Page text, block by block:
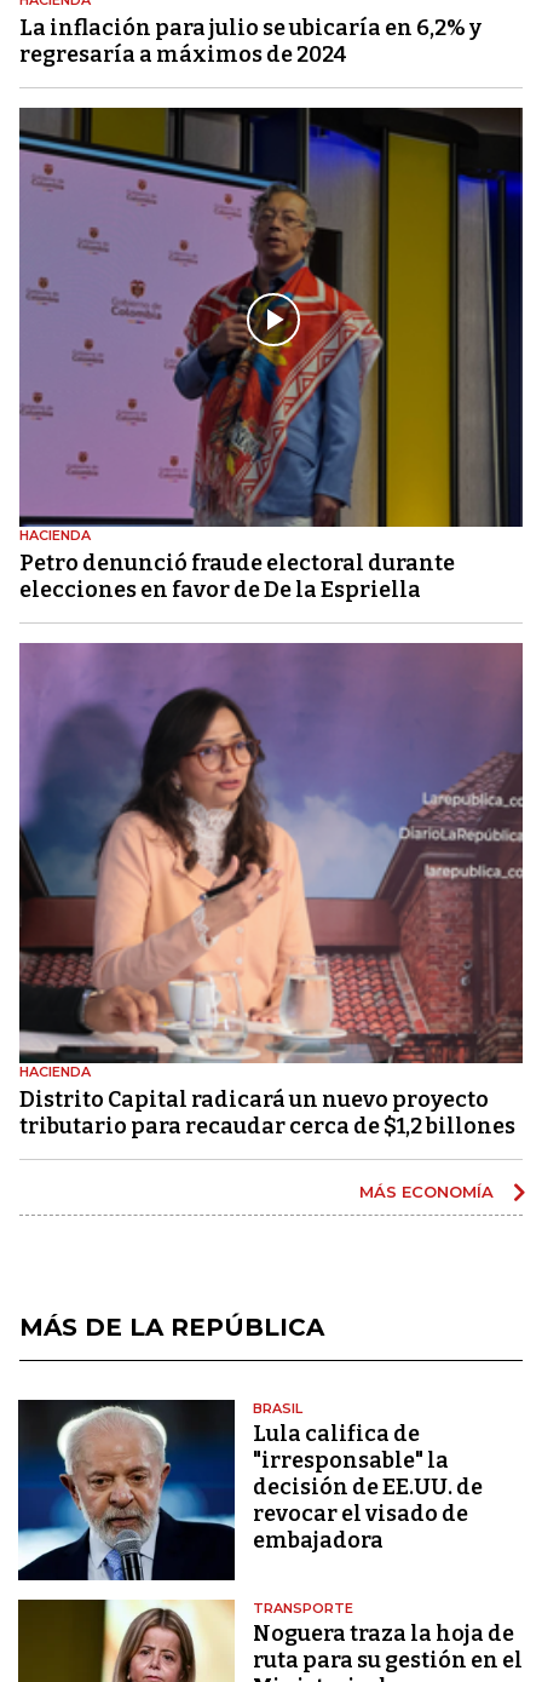
La inflación para julio se ubicaría en 6,2% y
regresaría a máximos de 2024
HACIENDA
Petro denunció fraude electoral durante
elecciones en favor de De la Espriella
HACIENDA
Distrito Capital radicará un nuevo proyecto
tributario para recaudar cerca de $1,2 billones
MÁS ECONOMÍA
MÁS DE LA REPÚBLICA
BRASIL
Lula califica de
"irresponsable" la
decisión de EE.UU. de
revocar el visado de
embajadora
TRANSPORTE
Noguera traza la hoja de
ruta para su gestión en el